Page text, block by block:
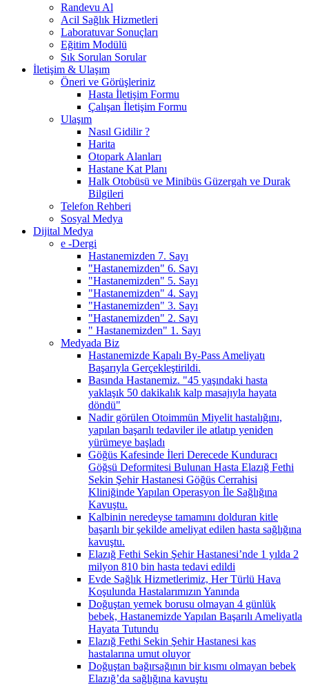
Randevu Al
Acil Sağlık Hizmetleri
Laboratuvar Sonuçları
Eğitim Modülü
Sık Sorulan Sorular
İletişim & Ulaşım
Öneri ve Görüşleriniz
Hasta İletişim Formu
Çalışan İletişim Formu
Ulaşım
Nasıl Gidilir ?
Harita
Otopark Alanları
Hastane Kat Planı
Halk Otobüsü ve Minibüs Güzergah ve Durak
Bilgileri
Telefon Rehberi
Sosyal Medya
Dijital Medya
e -Dergi
Hastanemizden 7. Sayı
"Hastanemizden" 6. Sayı
"Hastanemizden" 5. Sayı
"Hastanemizden" 4. Sayı
"Hastanemizden" 3. Sayı
"Hastanemizden" 2. Sayı
" Hastanemizden" 1. Sayı
Medyada Biz
Hastanemizde Kapalı By-Pass Ameliyatı
Başarıyla Gerçekleştirildi.
Basında Hastanemiz. "45 yaşındaki hasta
yaklaşık 50 dakikalık kalp masajıyla hayata
döndü"
Nadir görülen Otoimmün Miyelit hastalığını,
yapılan başarılı tedaviler ile atlatıp yeniden
yürümeye başladı
Göğüs Kafesinde İleri Derecede Kunduracı
Göğsü Deformitesi Bulunan Hasta Elazığ Fethi
Sekin Şehir Hastanesi Göğüs Cerrahisi
Kliniğinde Yapılan Operasyon İle Sağlığına
Kavuştu.
Kalbinin neredeyse tamamını dolduran kitle
başarılı bir şekilde ameliyat edilen hasta sağlığına
kavuştu.
Elazığ Fethi Sekin Şehir Hastanesi’nde 1 yılda 2
milyon 810 bin hasta tedavi edildi
Evde Sağlık Hizmetlerimiz, Her Türlü Hava
Koşulunda Hastalarımızın Yanında
Doğuştan yemek borusu olmayan 4 günlük
bebek, Hastanemizde Yapılan Başarılı Ameliyatla
Hayata Tutundu
Elazığ Fethi Sekin Şehir Hastanesi kas
hastalarına umut oluyor
Doğuştan bağırsağının bir kısmı olmayan bebek
Elazığ’da sağlığına kavuştu